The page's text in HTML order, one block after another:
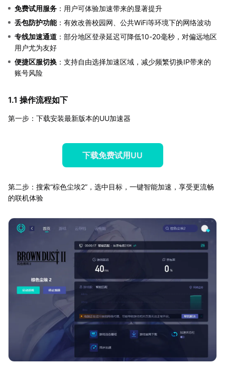
免费试用服务 ：用户可体验加速带来的显著提升
丢包防护功能：有效改善校园网、公共WiFi等环境下的网络波动
专线加速通道 ：部分地区登录延迟可降低10-20毫秒，对偏远地区
用户尤为友好
便捷区服切换 ：支持自由选择加速区域，减少频繁切换IP带来的
账号风险
1.1 操作流程如下
第一步：下载安装最新版本的UU加速器
下载免费试用UU
第二步：搜索“棕色尘埃2”，选中目标，一键智能加速，享受更流畅
的联机体验